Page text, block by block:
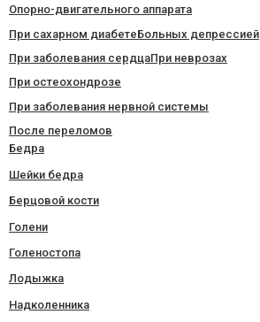
Опорно-двигательного аппарата
При сахарном диабетеБольных депрессией
При заболевания сердцаПри неврозах
При остеохондрозе
При заболевания нервной системы
После переломов
Бедра
Шейки бедра
Берцовой кости
Голени
Голеностопа
Лодыжка
Надколенника